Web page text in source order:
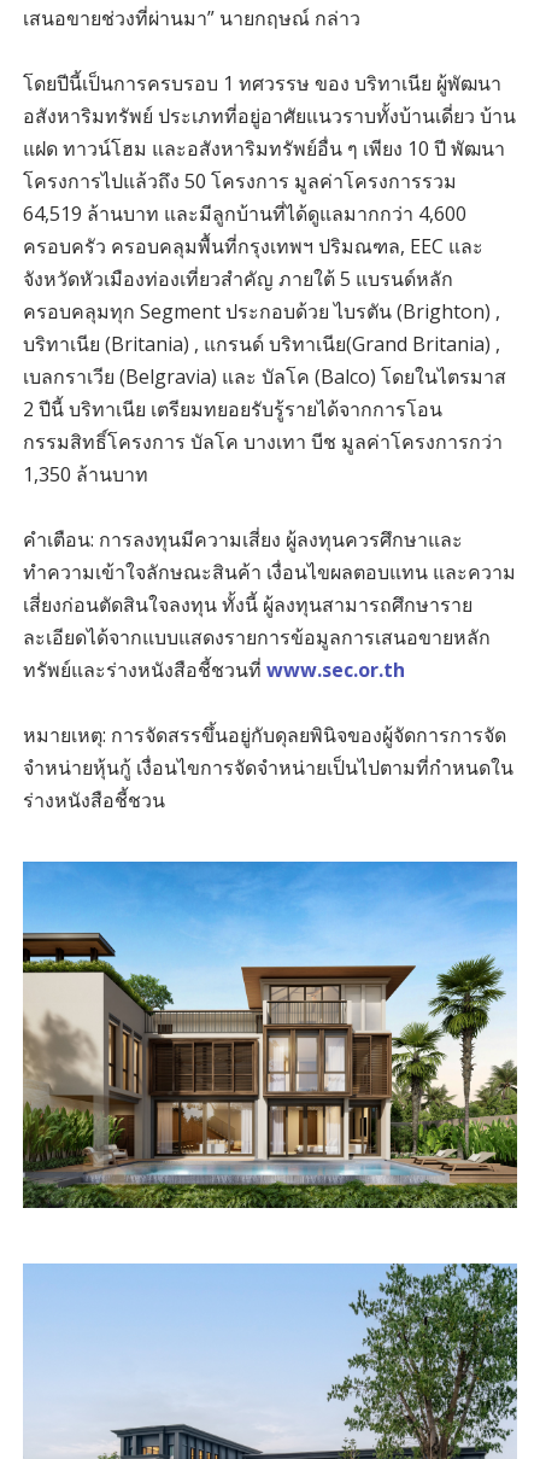
เสนอขายช่วงที่ผ่านมา” นายกฤษณ์ กล่าว
โดยปีนี้เป็นการครบรอบ 1 ทศวรรษ ของ บริทาเนีย ผู้พัฒนา
อสังหาริมทรัพย์ ประเภทที่อยู่อาศัยแนวราบทั้งบ้านเดี่ยว บ้าน
แฝด ทาวน์โฮม และอสังหาริมทรัพย์อื่น ๆ เพียง 10 ปี พัฒนา
โครงการไปแล้วถึง 50 โครงการ มูลค่าโครงการรวม
64,519 ล้านบาท และมีลูกบ้านที่ได้ดูแลมากกว่า 4,600
ครอบครัว ครอบคลุมพื้นที่กรุงเทพฯ ปริมณฑล, EEC และ
จังหวัดหัวเมืองท่องเที่ยวสำคัญ ภายใต้ 5 แบรนด์หลัก
ครอบคลุมทุก Segment ประกอบด้วย ไบรตัน (Brighton) ,
บริทาเนีย (Britania) , แกรนด์ บริทาเนีย(Grand Britania) ,
เบลกราเวีย (Belgravia) และ บัลโค (Balco) โดยในไตรมาส
2 ปีนี้ บริทาเนีย เตรียมทยอยรับรู้รายได้จากการโอน
กรรมสิทธิ์โครงการ บัลโค บางเทา บีช มูลค่าโครงการกว่า
1,350 ล้านบาท
คำเตือน: การลงทุนมีความเสี่ยง ผู้ลงทุนควรศึกษาและ
ทำความเข้าใจลักษณะสินค้า เงื่อนไขผลตอบแทน และความ
เสี่ยงก่อนตัดสินใจลงทุน ทั้งนี้ ผู้ลงทุนสามารถศึกษาราย
ละเอียดได้จากแบบแสดงรายการข้อมูลการเสนอขายหลัก
ทรัพย์และร่างหนังสือชี้ชวนที่ www.sec.or.th
หมายเหตุ: การจัดสรรขึ้นอยู่กับดุลยพินิจของผู้จัดการการจัด
จำหน่ายหุ้นกู้ เงื่อนไขการจัดจำหน่ายเป็นไปตามที่กำหนดใน
ร่างหนังสือชี้ชวน